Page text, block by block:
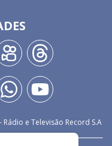
Rádio e Televisão Record S.A